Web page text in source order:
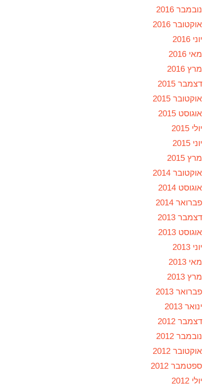
נובמבר 2016
אוקטובר 2016
יוני 2016
מאי 2016
מרץ 2016
דצמבר 2015
אוקטובר 2015
אוגוסט 2015
יולי 2015
יוני 2015
מרץ 2015
אוקטובר 2014
אוגוסט 2014
פברואר 2014
דצמבר 2013
אוגוסט 2013
יוני 2013
מאי 2013
מרץ 2013
פברואר 2013
ינואר 2013
דצמבר 2012
נובמבר 2012
אוקטובר 2012
ספטמבר 2012
יולי 2012